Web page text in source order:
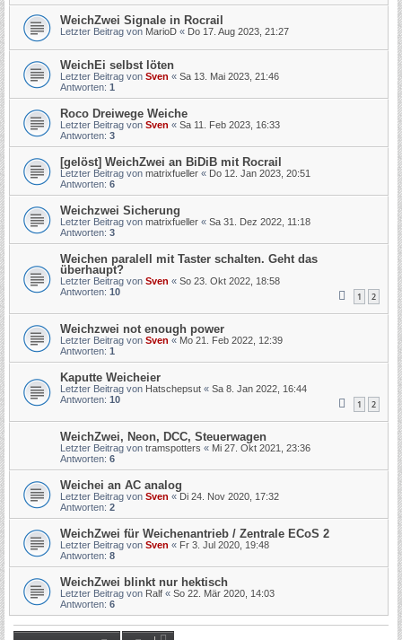
WeichZwei Signale in Rocrail
Letzter Beitrag von MarioD « Do 17. Aug 2023, 21:27
WeichEi selbst löten
Letzter Beitrag von Sven « Sa 13. Mai 2023, 21:46
Antworten: 1
Roco Dreiwege Weiche
Letzter Beitrag von Sven « Sa 11. Feb 2023, 16:33
Antworten: 3
[gelöst] WeichZwei an BiDiB mit Rocrail
Letzter Beitrag von matrixfueller « Do 12. Jan 2023, 20:51
Antworten: 6
Weichzwei Sicherung
Letzter Beitrag von matrixfueller « Sa 31. Dez 2022, 11:18
Antworten: 3
Weichen paralell mit Taster schalten. Geht das
überhaupt?
Letzter Beitrag von Sven « So 23. Okt 2022, 18:58
Antworten: 10 1 2
Weichzwei not enough power
Letzter Beitrag von Sven « Mo 21. Feb 2022, 12:39
Antworten: 1
Kaputte Weicheier
Letzter Beitrag von Hatschepsut « Sa 8. Jan 2022, 16:44
Antworten: 10 1 2
WeichZwei, Neon, DCC, Steuerwagen
Letzter Beitrag von tramspotters « Mi 27. Okt 2021, 23:36
Antworten: 6
Weichei an AC analog
Letzter Beitrag von Sven « Di 24. Nov 2020, 17:32
Antworten: 2
WeichZwei für Weichenantrieb / Zentrale ECoS 2
Letzter Beitrag von Sven « Fr 3. Jul 2020, 19:48
Antworten: 8
WeichZwei blinkt nur hektisch
Letzter Beitrag von Ralf « So 22. Mär 2020, 14:03
Antworten: 6